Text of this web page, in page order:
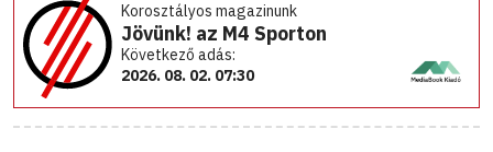
Korosztályos magazinunk
Jövünk! az M4 Sporton
Következő adás:
2026. 08. 02. 07:30